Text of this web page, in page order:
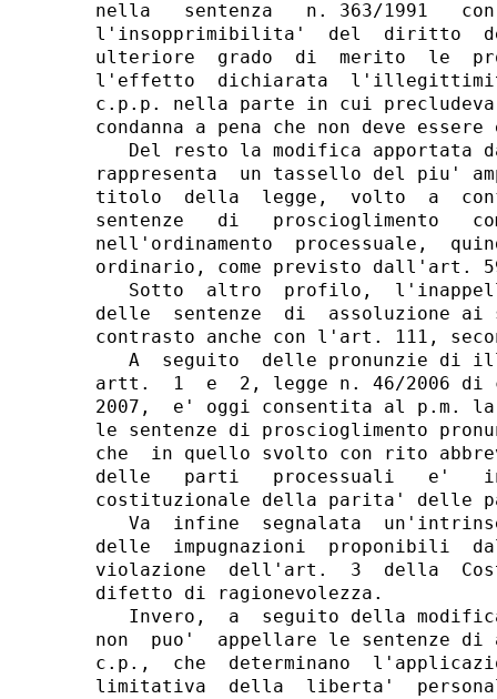
nella   sentenza   n. 363/1991
l'insopprimibilita'  del  diritto
ulteriore  grado  di  merito  le
l'effetto  dichiarata
c.p.p. nella parte in cui
condanna a pena che non deve
Del resto la modifica apportata
rappresenta  un tassello del piu'
titolo  della  legge,  volto  a
sentenze   di   proscioglimento
nell'ordinamento  processuale,
ordinario, come previsto dall'art.
Sotto  altro  profilo,
delle  sentenze  di  assoluzione
contrasto anche con l'art. 111,
A  seguito  delle pronunzie di
artt.  1  e  2, legge n. 46/2006 di
2007,  e' oggi consentita al p.m.
le sentenze di proscioglimento
che  in quello svolto con rito
delle   parti   processuali   e'
costituzionale della parita' delle
Va  infine  segnalata
delle  impugnazioni  proponibili
violazione  dell'art.  3  della
difetto di ragionevolezza.
Invero,  a  seguito della
non  puo'  appellare le sentenze
c.p.,  che  determinano
limitativa  della  liberta'